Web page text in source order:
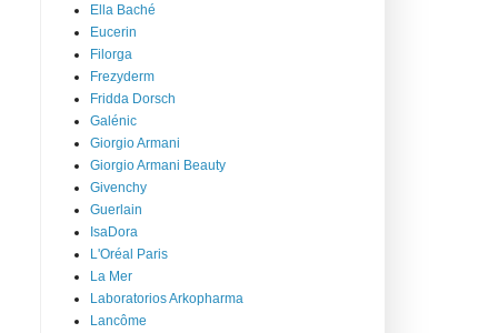
Ella Baché
Eucerin
Filorga
Frezyderm
Fridda Dorsch
Galénic
Giorgio Armani
Giorgio Armani Beauty
Givenchy
Guerlain
IsaDora
L'Oréal Paris
La Mer
Laboratorios Arkopharma
Lancôme